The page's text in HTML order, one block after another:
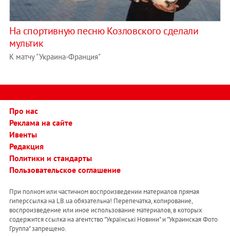
На спортивную песню Козловского сделали
мультик
К матчу "Украина-Франция"
Про нас
Реклама на сайте
Ивенты
Редакция
Политики и стандарты
Пользовательское соглашение
При полном или частичном воспроизведении материалов прямая
гиперссылка на LB.ua обязательна! Перепечатка, копирование,
воспроизведение или иное использование материалов, в которых
содержится ссылка на агентство "Українськi Новини" и "Украинская Фото
Группа" запрещено.